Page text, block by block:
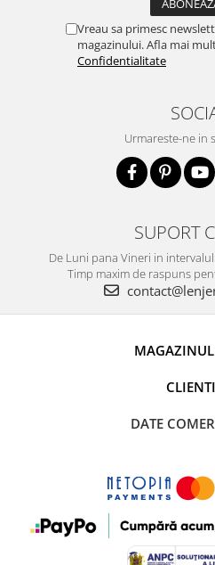
Vreau sa primesc
magazinului. Afla mai
Confidentialitate
Urmareste-ne in
SUPORT
De Luni pana Vineri in
Timp maxim de raspuns
CLIENTI
DATE